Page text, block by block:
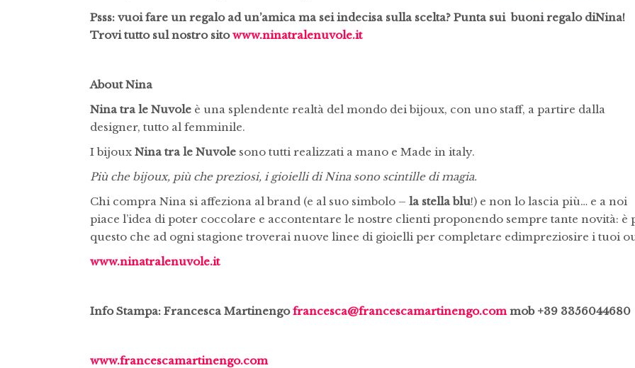
Psss: vuoi fare un regalo ad un’amica ma sei indecisa sulla scelta? Punta sui buoni regalo diNina!
Trovi tutto sul nostro sitowww.ninatralenuvole.it
About Nina
Nina tra le Nuvole è una splendente realtà del mondo dei bijoux, con uno staff, a partire dalla
designer, tutto al femminile.
I bijoux Nina tra le Nuvole sono tutti realizzati a mano e Made in italy.
Più che bijoux, più che preziosi, i gioielli di Nina sono scintille di magia.
Chi compra Nina si affeziona al brand (e al suo simbolo – la stella blu!) e non lo lascia più… e a noi
piace l’idea di poter coccolare e accontentare le nostre clienti proponendo sempre tante novità: è
questo che ad ogni stagione troverai nuove linee di gioielli per completare edimpreziosire i tuoi
www.ninatralenuvole.it
Info Stampa: Francesca Martinengofrancesca@francescamartinengo.com mob +39 3356044680
www.francescamartinengo.com